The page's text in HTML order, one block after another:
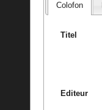
Colofon
Titel
Editeur